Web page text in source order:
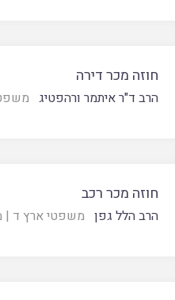
חוזה מכר דירה
הרב ד"ר איתמר ורהפטיג
חוזה מכר רכב
הרב הלל גפן משפטי ארץ ד |